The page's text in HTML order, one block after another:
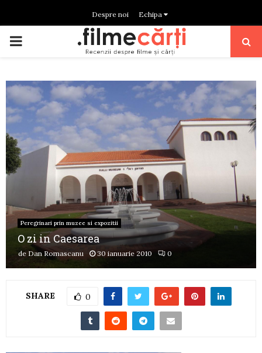
Despre noi Echipa
PRIMARY
Peregrinari prin muzee si expozitii
O zi in Caesarea
de Dan Romascanu 30 ianuarie 2010 0
SHARE 0